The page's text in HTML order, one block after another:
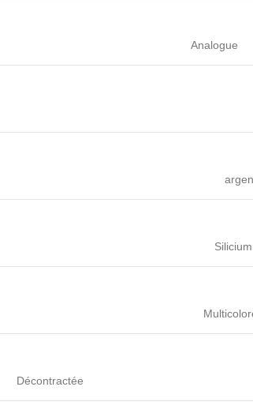
Analogue
Silicium
Décontractée